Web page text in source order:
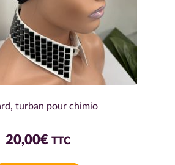
turban pour chimio
20,00€ TTC